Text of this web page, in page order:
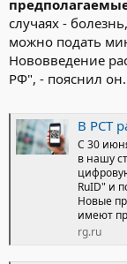
случаях -
можно подать
Нововведение
РФ", - пояснил он.
В РСТ рассказали,
С 30
в нашу
RuID" и
Новые
имеют
rg.ru